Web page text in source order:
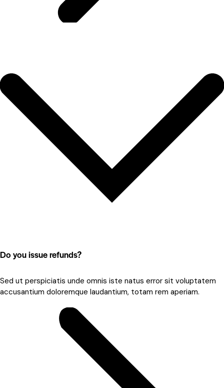
Do you issue refunds?
Sed ut perspiciatis unde omnis iste natus error sit voluptatem
accusantium doloremque laudantium, totam rem aperiam.